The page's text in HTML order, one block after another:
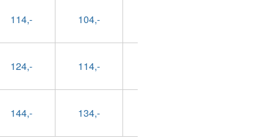
114,- 104,-
124,- 114,-
144,- 134,-